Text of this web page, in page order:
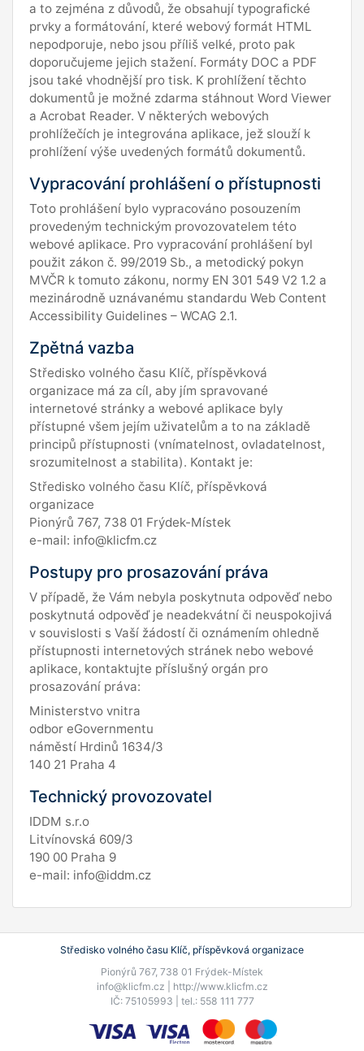
a to zejména z důvodů, že obsahují typografické
prvky a formátování, které webový formát HTML
nepodporuje, nebo jsou příliš velké, proto pak
doporučujeme jejich stažení. Formáty DOC a PDF
jsou také vhodnější pro tisk. K prohlížení těchto
dokumentů je možné zdarma stáhnout Word Viewer
a Acrobat Reader. V některých webových
prohlížečích je integrována aplikace, jež slouží k
prohlížení výše uvedených formátů dokumentů.
Vypracování prohlášení o přístupnosti
Toto prohlášení bylo vypracováno posouzením
provedeným technickým provozovatelem této
webové aplikace. Pro vypracování prohlášení byl
použit zákon č. 99/2019 Sb., a metodický pokyn
MVČR k tomuto zákonu, normy EN 301 549 V2 1.2 a
mezinárodně uznávanému standardu Web Content
Accessibility Guidelines – WCAG 2.1.
Zpětná vazba
Středisko volného času Klíč, příspěvková
organizace má za cíl, aby jím spravované
internetové stránky a webové aplikace byly
přístupné všem jejím uživatelům a to na základě
principů přístupnosti (vnímatelnost, ovladatelnost,
srozumitelnost a stabilita). Kontakt je:
Středisko volného času Klíč, příspěvková
organizace
Pionýrů 767, 738 01 Frýdek-Místek
e-mail: info@klicfm.cz
Postupy pro prosazování práva
V případě, že Vám nebyla poskytnuta odpověď nebo
poskytnutá odpověď je neadekvátní či neuspokojivá
v souvislosti s Vaší žádostí či oznámením ohledně
přístupnosti internetových stránek nebo webové
aplikace, kontaktujte příslušný orgán pro
prosazování práva:
Ministerstvo vnitra
odbor eGovernmentu
náměstí Hrdinů 1634/3
140 21 Praha 4
Technický provozovatel
IDDM s.r.o
Litvínovská 609/3
190 00 Praha 9
e-mail: info@iddm.cz
Středisko volného času Klíč, příspěvková organizace
Pionýrů 767, 738 01 Frýdek-Místek
info@klicfm.cz | http://www.klicfm.cz
IČ: 75105993 | tel.: 558 111 777